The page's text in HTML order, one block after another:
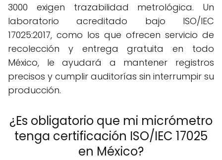
3000 exigen trazabilidad metrológica. Un
laboratorio acreditado bajo ISO/IEC
17025:2017, como los que ofrecen servicio de
recolección y entrega gratuita en todo
México, le ayudará a mantener registros
precisos y cumplir auditorías sin interrumpir su
producción.
¿Es obligatorio que mi micrómetro
tenga certificación ISO/IEC 17025
en México?